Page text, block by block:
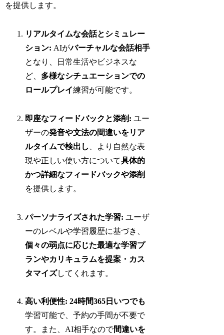
を提供します。
リアルタイムな会話とシミュレー
ション: AIがバーチャルな会話相手
となり、日常生活やビジネスな
ど、 多様なシチュエーションでの
ロールプレイ練習が可能です。
即座なフィードバックと添削: ユー
ザーの発音や文法の間違いをリア
ルタイムで検出し
、より自然な表
現や正しい使い方について具体的
かつ詳細なフィードバックや添削
を提供します。
パーソナライズされた学習: ユーザ
ーのレベルや学習履歴に基づき、
個々の弱点に応じた最適な学習プ
ランやカリキュラムを提案・カス
タマイズしてくれます。
高い利便性: 24時間365日いつでも
学習可能で、予約の手間が不要で
す。また、AI相手なので間違いを